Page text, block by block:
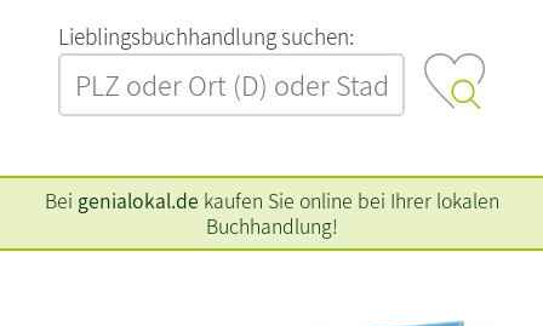
L‍i‍e‍b‍l‍i‍n‍g‍s‍b‍u‍c‍h‍h‍a‍n‍d‍l‍u‍n‍g‍ ‍s‍u‍c‍h‍e‍n‍:‍
Bei genialokal.de kaufen Sie online bei Ihrer lokalen
Buchhandlung!